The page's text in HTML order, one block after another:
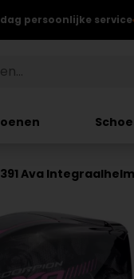
dag persoonlijke service
Ava Integraalhelm